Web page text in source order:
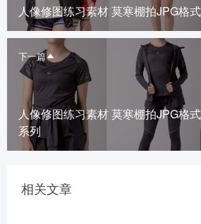
人像修图练习素材 莫寒棚拍JPG格
下一篇
人像修图练习素材 莫寒棚拍JPG格
系列
相关文章